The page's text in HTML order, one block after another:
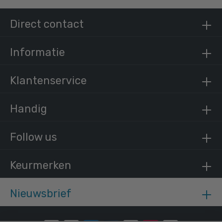
Steigerbuis vierkant staal 25 mm
€ 8,41 incl. BTW
Nieuwsbrief
Follow us
Keurmerken
Direct contact
Informatie
Klantenservice
Handig